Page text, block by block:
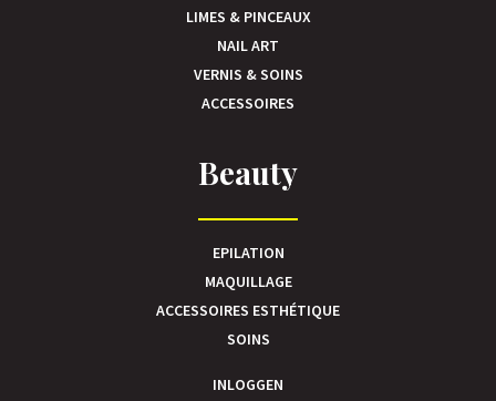
LIMES & PINCEAUX
NAIL ART
VERNIS & SOINS
ACCESSOIRES
Beauty
EPILATION
MAQUILLAGE
ACCESSOIRES ESTHÉTIQUE
SOINS
INLOGGEN